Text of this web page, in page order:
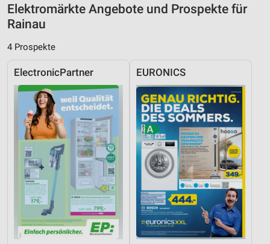
Elektromärkte Angebote und Prospekte für
Rainau
4 Prospekte
ElectronicPartner EURONICS